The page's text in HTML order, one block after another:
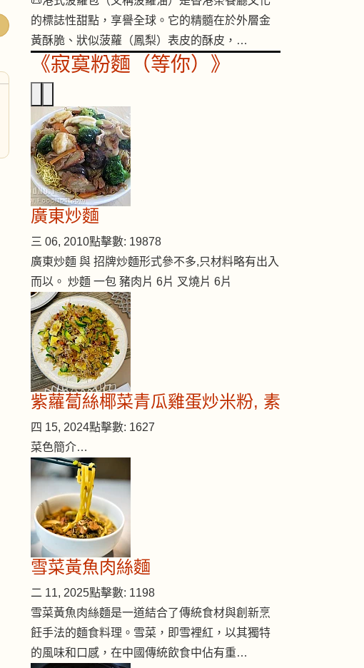
: 強身助吸收湯水
的標誌性甜點，享譽全球。它的精髓在於外層金
黃酥脆、狀似菠蘿（鳳梨）表皮的酥皮，…
《寂寞粉麵（等你）》
廣東炒麵
三 06, 2010點擊數: 19878
廣東炒麵 與 招牌炒麵形式參不多,只材料略有出入
而以。 炒麵 一包 豬肉片 6片 叉燒片 6片
紫蘿蔔絲椰菜青瓜雞蛋炒米粉, 素
四 15, 2024點擊數: 1627
菜色簡介…
雪菜黃魚肉絲麵
二 11, 2025點擊數: 1198
雪菜黃魚肉絲麵是一道結合了傳統食材與創新烹
飪手法的麵食料理。雪菜，即雪裡紅，以其獨特
的風味和口感，在中國傳統飲食中佔有重…